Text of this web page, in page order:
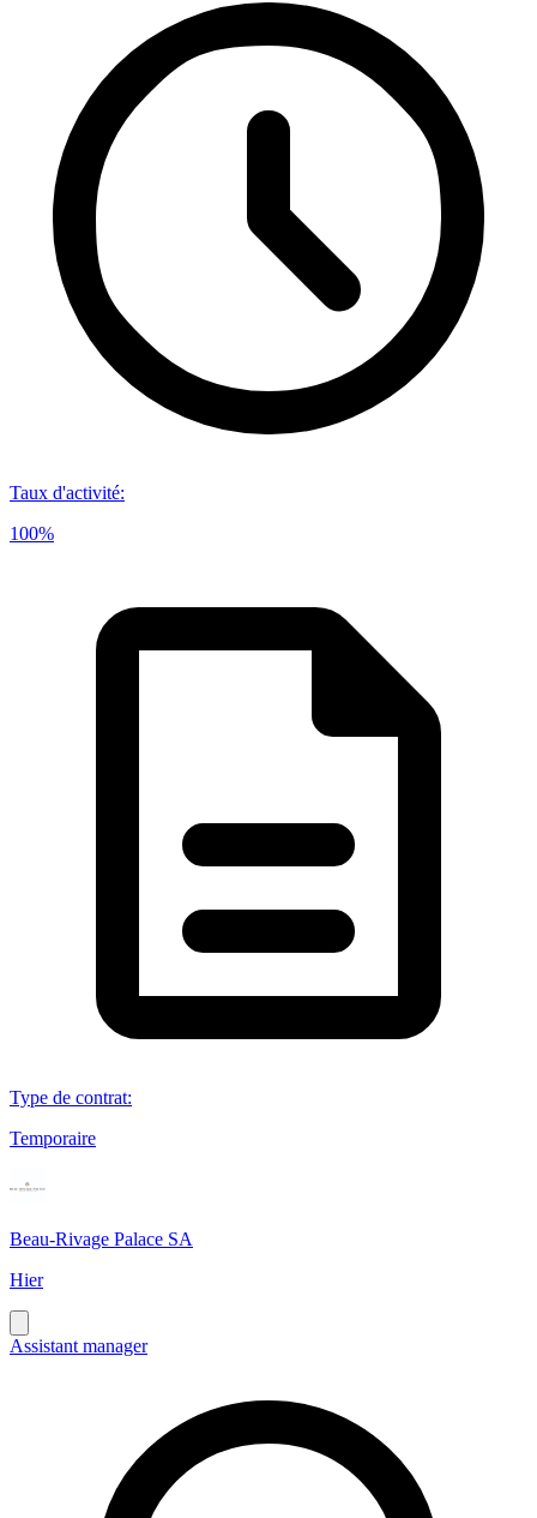
Taux d'activité:
100%
Type de contrat:
Temporaire
Beau-Rivage Palace SA
Hier
Assistant manager